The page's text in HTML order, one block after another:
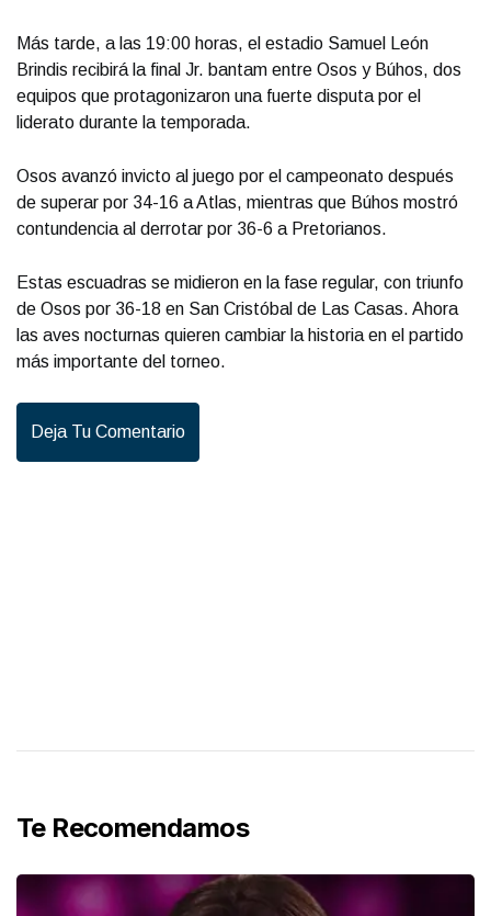
Más tarde, a las 19:00 horas, el estadio Samuel León
Brindis recibirá la final Jr. bantam entre Osos y Búhos, dos
equipos que protagonizaron una fuerte disputa por el
liderato durante la temporada.
Osos avanzó invicto al juego por el campeonato después
de superar por 34-16 a Atlas, mientras que Búhos mostró
contundencia al derrotar por 36-6 a Pretorianos.
Estas escuadras se midieron en la fase regular, con triunfo
de Osos por 36-18 en San Cristóbal de Las Casas. Ahora
las aves nocturnas quieren cambiar la historia en el partido
más importante del torneo.
Deja Tu Comentario
Te Recomendamos